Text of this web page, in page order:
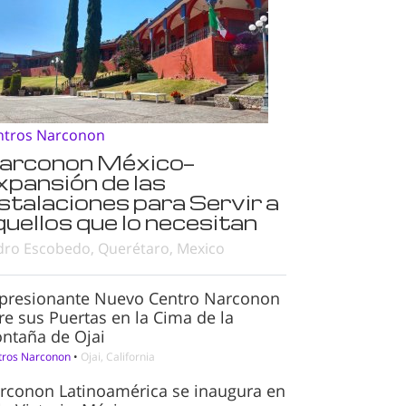
Narconon
México—
de las
para Servir a
que lo necesitan
Escobedo, Querétaro, Mexico
Nuevo Centro Narconon
sus Puertas en la Cima de la
de Ojai
Narconon • Ojai, California
Latinoamérica se inaugura en